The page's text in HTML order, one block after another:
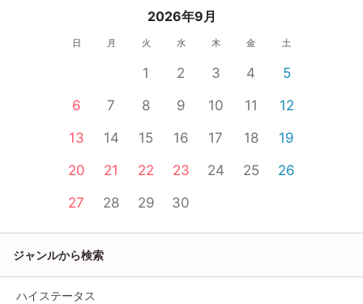
2026年9月
日 月 火 水 木 金 土
1 2 3 4
5
6
7 8 9 10 11
12
13
14 15 16 17 18
19
20
21 22 23 24 25
26
27
28 29 30
ジャンルから検索
ハイステータス